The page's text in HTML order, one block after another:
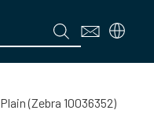
(Zebra 10036352)